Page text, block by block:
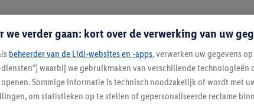
Blijf
Schrijf
we verder gaan: kort over de verwerking van uw
beheerder van de Lidl-websites en -apps, verwerken uw gegevens
waarbij we gebruikmaken van verschillende
Sommige informatie is technisch noodzakelijk of wordt met
om statistieken op te stellen of gepersonaliseerde reclame